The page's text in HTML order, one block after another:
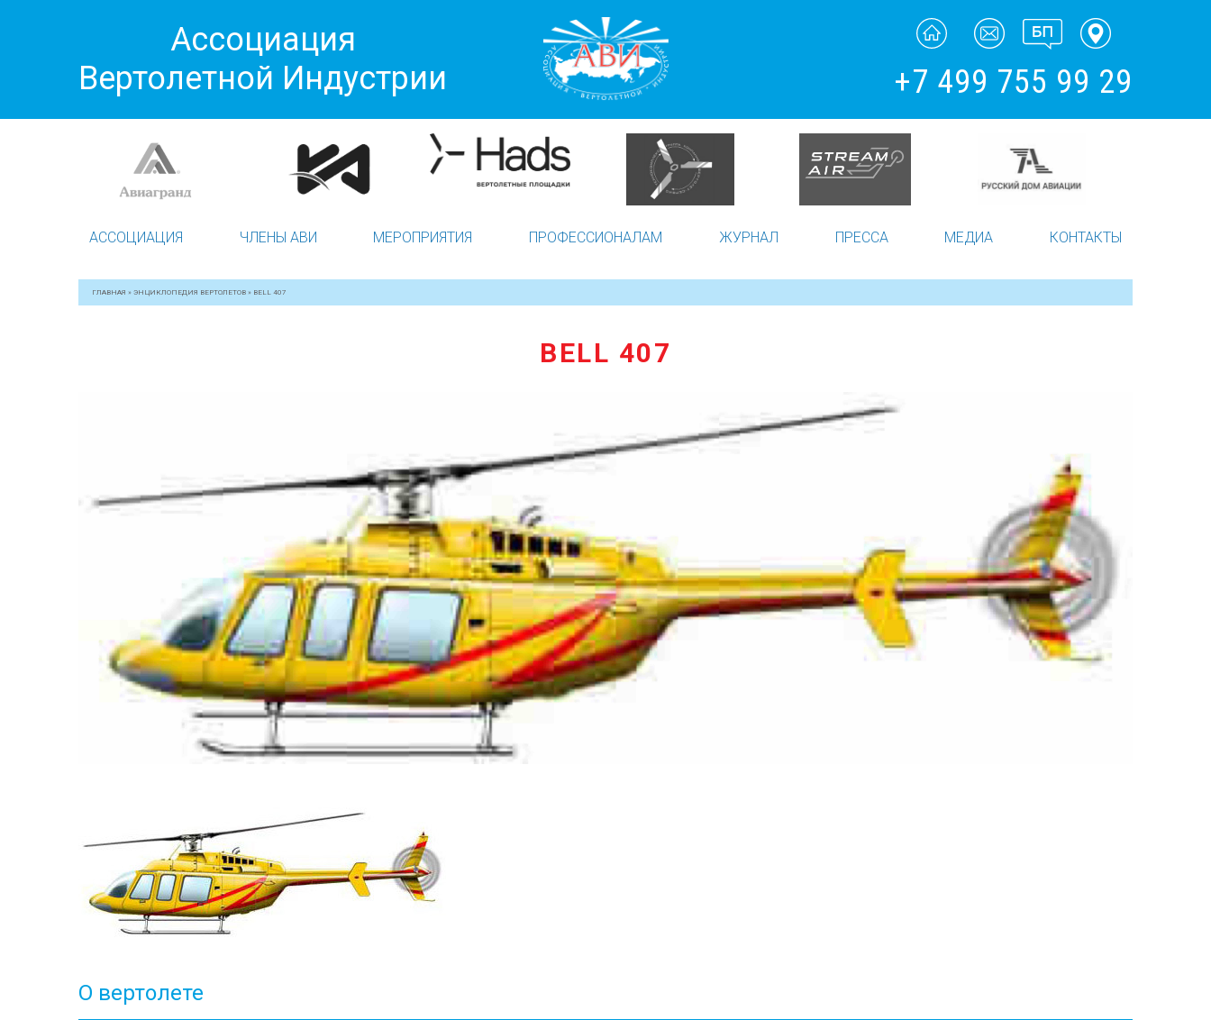
Ассоциация
Вертолетной Индустрии
+7 499 755 99 29
АССОЦИАЦИЯ ЧЛЕНЫ АВИ МЕРОПРИЯТИЯ ПРОФЕССИОНАЛАМ ЖУРНАЛ ПРЕССА МЕДИА КОНТАКТЫ
ГЛАВНАЯ » ЭНЦИКЛОПЕДИЯ ВЕРТОЛЕТОВ » BELL 407
BELL 407
О вертолете